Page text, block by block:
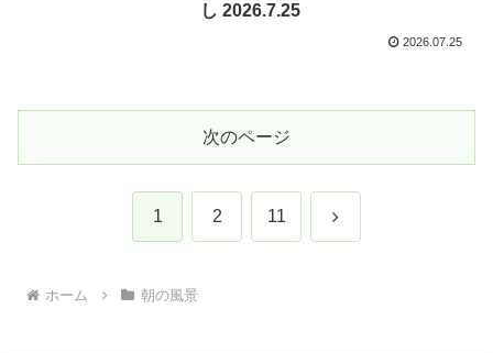
し 2026.7.25
2026.07.25
次のページ
1 2 11 次
ホーム 朝の風景